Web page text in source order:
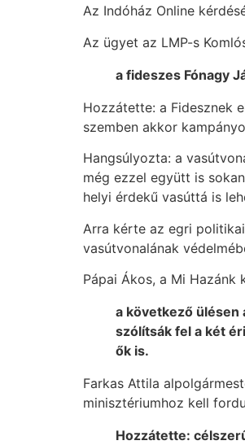
Az Indóház Online
Az ügyet az LMP-s
a fideszes Fónagy
Hozzátette: a Fidesznek
szemben akkor
Hangsúlyozta: a
még ezzel együtt is
helyi érdekű vasúttá is
Arra kérte az egri
vasútvonalának
Pápai Ákos, a Mi Hazánk
a következő ülésen
szólítsák fel a két
ők is.
Farkas Attila
minisztériumhoz kell
Hozzátette: